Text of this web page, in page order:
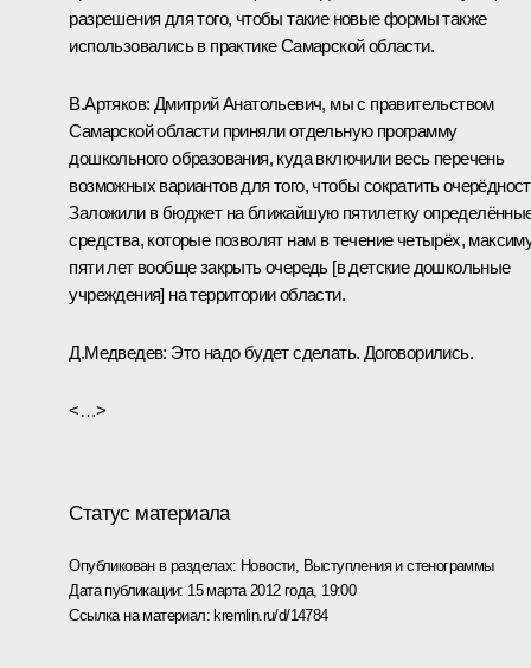
разрешения для того, чтобы такие новые формы также
использовались в практике Самарской области.
В.Артяков: Дмитрий Анатольевич, мы с правительством
Самарской области приняли отдельную программу
дошкольного образования, куда включили весь перечень
возможных вариантов для того, чтобы сократить
Заложили в бюджет на ближайшую пятилетку
средства, которые позволят нам в течение четырёх,
пяти лет вообще закрыть очередь [в детские дошкольные
учреждения] на территории области.
Д.Медведев: Это надо будет сделать. Договорились.
<…>
Статус материала
Опубликован в разделах: Новости, Выступления и стенограммы
Дата публикации: 15 марта 2012 года, 19:00
Ссылка на материал: kremlin.ru/d/14784